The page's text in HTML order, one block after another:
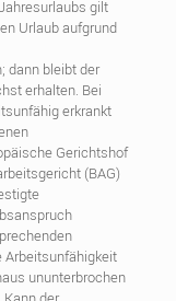
gilt
Urlaub aufgrund
dann bleibt der
erhalten. Bei
erkrankt
Gerichtshof
(BAG)
Arbeitsunfähigkeit
ununterbrochen